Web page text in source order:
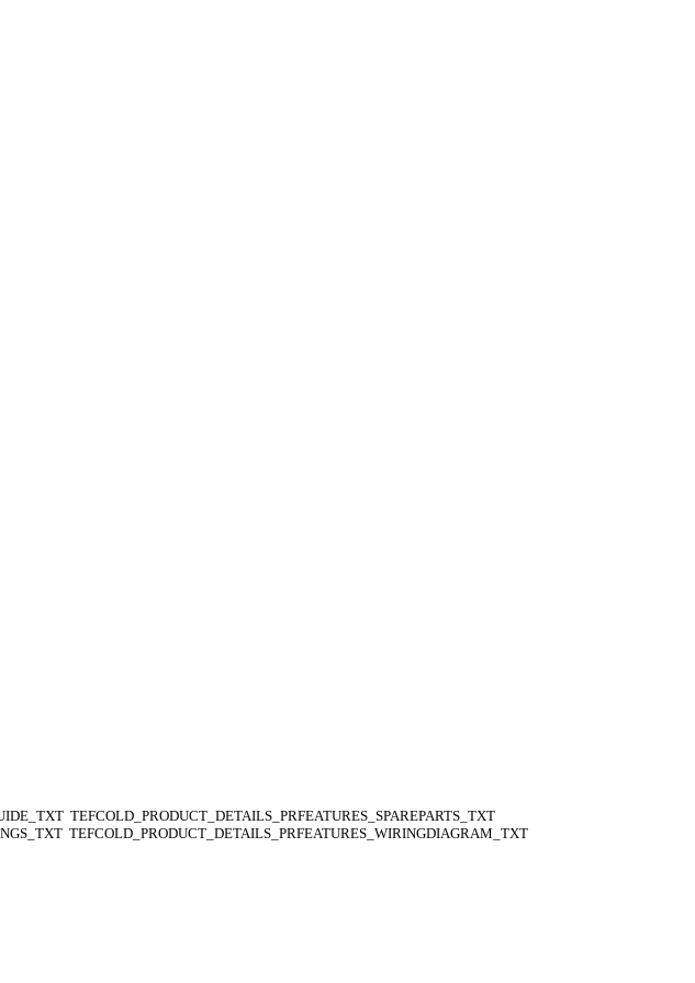
TEFCOLD_PRODUCT_DETAILS_PRFEATURES_SPAREPARTS_TXT
TEFCOLD_PRODUCT_DETAILS_PRFEATURES_WIRINGDIAGRAM_TXT